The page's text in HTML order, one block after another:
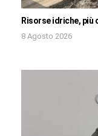
Risorse idriche,
8 Agosto 2026